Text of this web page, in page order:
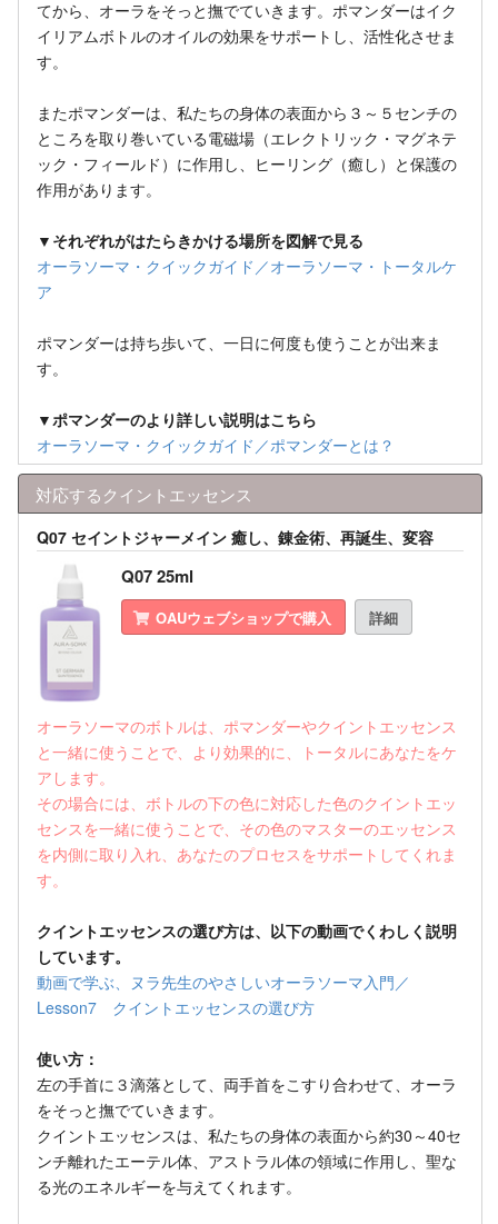
てから、オーラをそっと撫でていきます。ポマンダーはイク
イリアムボトルのオイルの効果をサポートし、活性化させま
す。
またポマンダーは、私たちの身体の表面から３～５センチの
ところを取り巻いている電磁場（エレクトリック・マグネテ
ック・フィールド）に作用し、ヒーリング（癒し）と保護の
作用があります。
▼それぞれがはたらきかける場所を図解で見る
オーラソーマ・クイックガイド／オーラソーマ・トータルケ
ア
ポマンダーは持ち歩いて、一日に何度も使うことが出来ま
す。
▼ポマンダーのより詳しい説明はこちら
オーラソーマ・クイックガイド／ポマンダーとは？
対応するクイントエッセンス
Q07 セイントジャーメイン 癒し、錬金術、再誕生、変容
Q07 25ml
OAUウェブショップで購入 詳細
オーラソーマのボトルは、ポマンダーやクイントエッセンス
と一緒に使うことで、より効果的に、トータルにあなたをケ
アします。
その場合には、ボトルの下の色に対応した色のクイントエッ
センスを一緒に使うことで、その色のマスターのエッセンス
を内側に取り入れ、あなたのプロセスをサポートしてくれま
す。
クイントエッセンスの選び方は、以下の動画でくわしく説明
しています。
動画で学ぶ、ヌラ先生のやさしいオーラソーマ入門／
Lesson7 クイントエッセンスの選び方
使い方：
左の手首に３滴落として、両手首をこすり合わせて、オーラ
をそっと撫でていきます。
クイントエッセンスは、私たちの身体の表面から約30～40セ
ンチ離れたエーテル体、アストラル体の領域に作用し、聖な
る光のエネルギーを与えてくれます。